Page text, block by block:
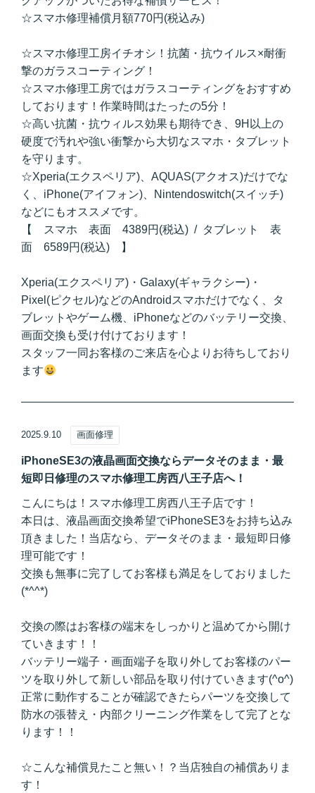
☆スマホ修理補償月額770円(税込み)
☆スマホ修理工房イチオシ！抗菌・抗ウイルス×耐衝
撃のガラスコーティング！
☆スマホ修理工房ではガラスコーティングをおすすめ
しております！作業時間はたったの5分！
☆高い抗菌・抗ウィルス効果も期待でき、9H以上の
硬度で汚れや強い衝撃から大切なスマホ・タブレット
を守ります。
☆Xperia(エクスペリア)、AQUAS(アクオス)だけでな
く、iPhone(アイフォン)、Nintendoswitch(スイッチ)
などにもオススメです。
【 スマホ 表面 4389円(税込) / タブレット 表
面 6589円(税込) 】
Xperia(エクスペリア)・Galaxy(ギャラクシー)・
Pixel(ピクセル)などのAndroidスマホだけでなく、タ
ブレットやゲーム機、iPhoneなどのバッテリー交換、
画面交換も受け付けております！
スタッフ一同お客様のご来店を心よりお待ちしており
ます
2025.9.10 画面修理
iPhoneSE3の液晶画面交換ならデータそのまま・最
短即日修理のスマホ修理工房西八王子店へ！
こんにちは！スマホ修理工房西八王子店です！
本日は、液晶画面交換希望でiPhoneSE3をお持ち込み
頂きました！当店なら、データそのまま・最短即日修
理可能です！
交換も無事に完了してお客様も満足をしておりました
(*^^*)
交換の際はお客様の端末をしっかりと温めてから開け
ていきます！！
バッテリー端子・画面端子を取り外してお客様のパー
ツを取り外して新しい部品を取り付けていきます(^o^)
正常に動作することが確認できたらパーツを交換して
防水の張替え・内部クリーニング作業をして完了とな
ります！！
☆こんな補償見たこと無い！？当店独自の補償ありま
す！